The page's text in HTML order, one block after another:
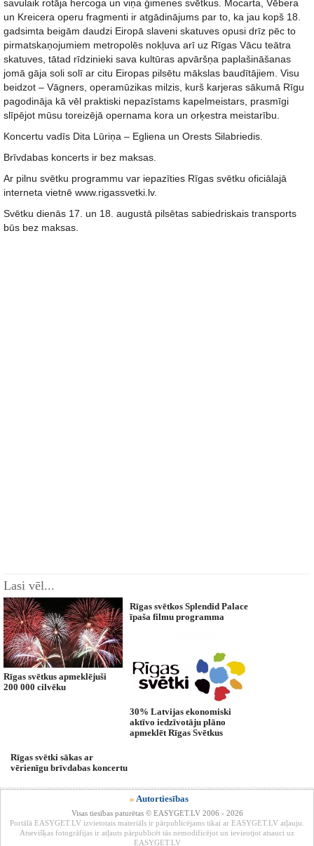
savulaik rotāja hercoga un viņa ģimenes svētkus. Mocarta, Vēbera
un Kreicera operu fragmenti ir atgādinājums par to, ka jau kopš 18.
gadsimta beigām daudzi Eiropā slaveni skatuves opusi drīz pēc to
pirmatskaņojumiem metropolēs nokļuva arī uz Rīgas Vācu teātra
skatuves, tātad rīdzinieki sava kultūras apvāršņa paplašināšanas
jomā gāja soli solī ar citu Eiropas pilsētu mākslas baudītājiem. Visu
beidzot – Vāgners, operamūzikas milzis, kurš karjeras sākumā Rīgu
pagodināja kā vēl praktiski nepazīstams kapelmeistars, prasmīgi
slīpējot mūsu toreizējā opernama kora un orķestra meistarību.
Koncertu vadīs Dita Lūriņa – Egliena un Orests Silabriedis.
Brīvdabas koncerts ir bez maksas.
Ar pilnu svētku programmu var iepazīties Rīgas svētku oficiālajā
interneta vietnē www.rigassvetki.lv.
Svētku dienās 17. un 18. augustā pilsētas sabiedriskais transports
būs bez maksas.
Lasi vēl...
Rīgas svētkus apmeklējuši
200 000 cilvēku
Rīgas svētkos Splendid Palace
īpaša filmu programma
30% Latvijas ekonomiski
aktīvo iedzīvotāju plāno
apmeklēt Rīgas Svētkus
Rīgas svētki sākas ar
vērienīgu brīvdabas koncertu
» Autortiesības
Visas tiesības paturētas © EASYGET.LV 2006 - 2026
Portālā EASYGET.LV izvietotais materiāls ir pārpublicējams tikai ar EASYGET.LV atļauju.
Atsevišķas fotogrāfijas ir atļauts pārpublicēt tās nemodificējot un ievieotjot atsauci uz
EASYGET.LV